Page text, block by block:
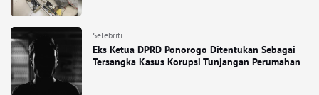
Selebriti
Eks Ketua DPRD Ponorogo Ditentukan Sebagai
Tersangka Kasus Korupsi Tunjangan Perumahan